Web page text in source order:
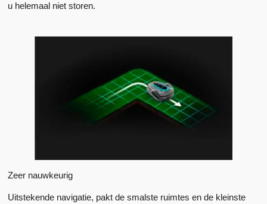
u helemaal niet storen.
Zeer nauwkeurig
Uitstekende navigatie, pakt de smalste ruimtes en de kleinste